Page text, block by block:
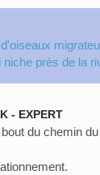
près de la
- EXPERT
du chemin